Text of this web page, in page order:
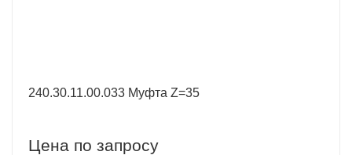
240.30.11.00.033 Муфта Z=35
Цена по запросу